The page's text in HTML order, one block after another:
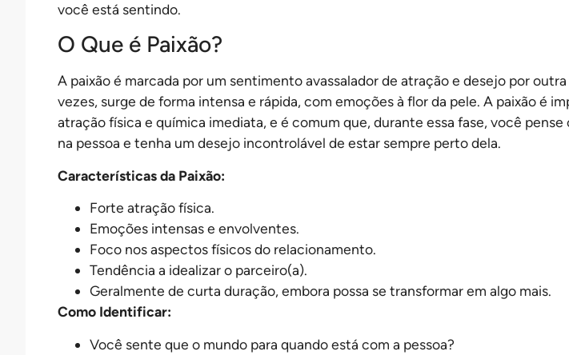
você está sentindo.
O Que é Paixão?
A paixão é marcada por um sentimento avassalador de atração e desejo por
vezes, surge de forma intensa e rápida, com emoções à flor da pele. A paixão é
atração física e química imediata, e é comum que, durante essa fase, você
na pessoa e tenha um desejo incontrolável de estar sempre perto dela.
Características da Paixão:
Forte atração física.
Emoções intensas e envolventes.
Foco nos aspectos físicos do relacionamento.
Tendência a idealizar o parceiro(a).
Geralmente de curta duração, embora possa se transformar em algo mais.
Como Identificar:
Você sente que o mundo para quando está com a pessoa?